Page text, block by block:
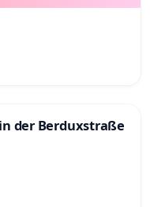
der Berduxstraße